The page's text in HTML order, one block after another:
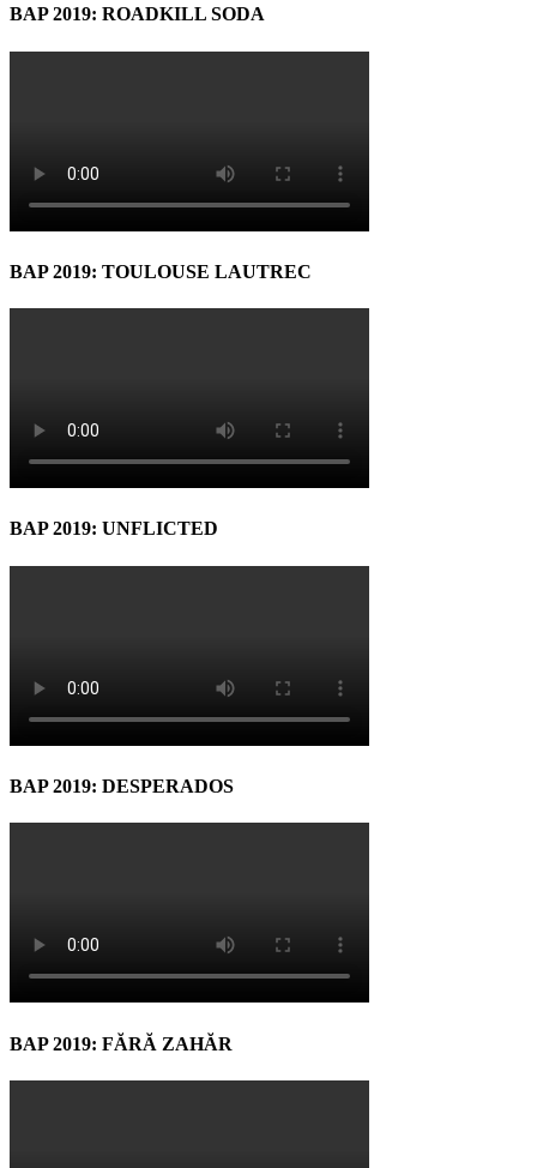
BAP 2019: ROADKILL SODA
BAP 2019: TOULOUSE LAUTREC
BAP 2019: UNFLICTED
BAP 2019: DESPERADOS
BAP 2019: FĂRĂ ZAHĂR